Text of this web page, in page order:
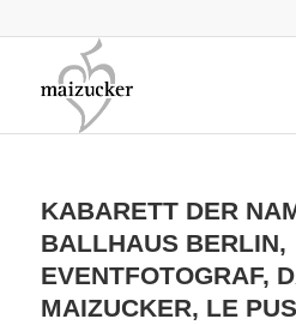
KABARETT DER
BALLHAUS BERLIN,
EVENTFOTOGRAF,
MAIZUCKER, LE